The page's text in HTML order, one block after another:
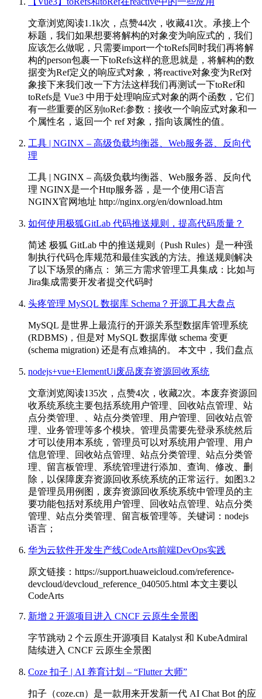
文章浏览阅读1.1k次，点赞44次，收藏41次。承接上个
标题，我们如果想要将解构的对象变为响应式的，我们
应该怎么做呢，只需要import一个toRefs同时我们再将解
构的person包裹一下toRefs这样的意思就是，将解构的数
据变为Ref定义的响应式对象，将reactive对象变为Ref对
象接下来我们改一下方法这样我们再测试一下toRef和
toRefs是 Vue3 中用于处理响应式对象的两个函数，它们
有一些重要的区别toRef:参数：接收一个响应式对象和一
个属性名，返回一个 ref 对象，指向该属性的值。
工具 | NGINX – 高级负载均衡器、Web服务器、反向代
理
工具 | NGINX – 高级负载均衡器、Web服务器、反向代
理 NGINX是一个Http服务器，是一个使用C语言
NGINX官网地址 http://nginx.org/en/download.htm
如何使用极狐GitLab 代码推送规则，提高代码质量？
简述 极狐 GitLab 中的推送规则（Push Rules）是一种强
制执行代码仓库规范和最佳实践的方法。推送规则解决
了以下场景的痛点： 第三方需求管理工具集成：比如与
Jira集成需要开发者提交代码时
头疼管理 MySQL 数据库 Schema？开源工具大盘点
MySQL 是世界上最流行的开源关系型数据库管理系统
(RDBMS)，但是对 MySQL 数据库做 schema 变更
(schema migration) 还是有点难搞的。 本文中，我们盘点
nodejs+vue+ElementUi废品废弃资源回收系统
文章浏览阅读135次，点赞4次，收藏2次。本废弃资源回
收系统系统主要包括系统用户管理、回收站点管理、站
点分类管理、、站点分类管理、用户管理、回收站点管
理、业务管理等多个模块。管理员需要先登录系统然后
才可以使用本系统，管理员可以对系统用户管理、用户
信息管理、回收站点管理、站点分类管理、站点分类管
理、留言板管理、系统管理进行添加、查询、修改、删
除，以保障废弃资源回收系统系统的正常运行。如图3.2
是管理员用例图，废弃资源回收系统系统中管理员的主
要功能包括对系统用户管理、回收站点管理、站点分类
管理、站点分类管理、留言板管理等。关键词：nodejs
语言；
华为云软件开发生产线CodeArts前端DevOps实践
原文链接：https://support.huaweicloud.com/reference-
devcloud/devcloud_reference_040505.html 本文主要以
CodeArts
新增 2 开源项目进入 CNCF 云原生全景图
字节跳动 2 个云原生开源项目 Katalyst 和 KubeAdmiral
陆续进入 CNCF 云原生全景图
Coze 扣子 | AI 养育计划 – “Flutter 大师”
扣子（coze.cn）是一款用来开发新一代 AI Chat Bot 的应